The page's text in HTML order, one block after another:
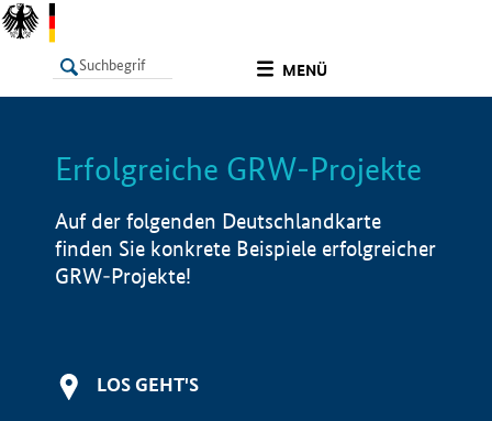
MENÜ
LISTE Info
Erfolgreiche GRW-Projekte
Auf der folgenden Deutschlandkarte
finden Sie konkrete Beispiele erfolgreicher
GRW-Projekte!
LOS GEHT'S